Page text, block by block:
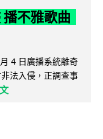
播不雅歌曲
4 日廣播系統離奇
法入侵，正調查事